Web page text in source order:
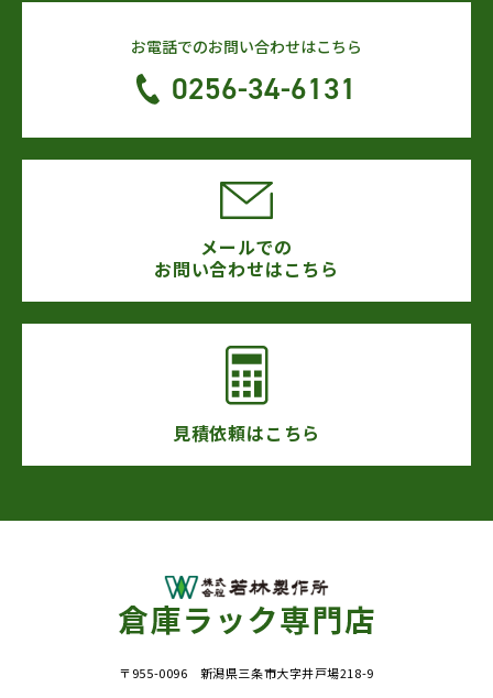
お電話でのお問い合わせはこちら
0256-34-6131
メールでの
お問い合わせはこちら
見積依頼はこちら
〒955-0096 新潟県三条市大字井戸場218-9